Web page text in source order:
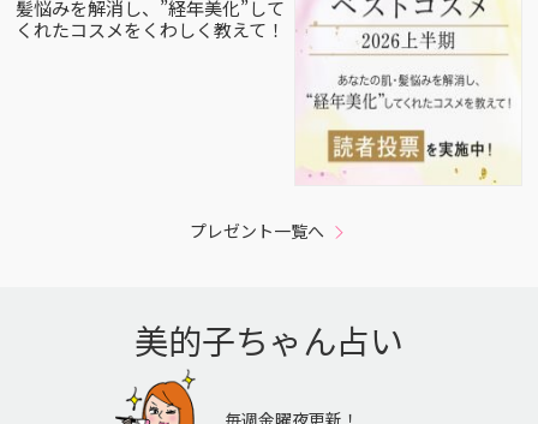
髪悩みを解消し、”経年美化”して
くれたコスメをくわしく教えて！
プレゼント一覧へ
美的子ちゃん占い
毎週金曜夜更新！